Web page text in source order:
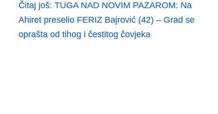
Čitaj još: TUGA NAD NOVIM PAZAROM: Na
Ahiret preselio FERIZ Bajrović (42) – Grad se
oprašta od tihog i čestitog čovjeka